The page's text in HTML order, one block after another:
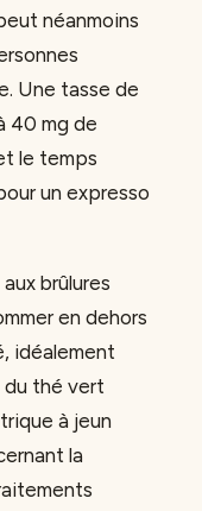
néanmoins
Une tasse de
40 mg de
le temps
un expresso
brûlures
en dehors
idéalement
du thé vert
à jeun
la